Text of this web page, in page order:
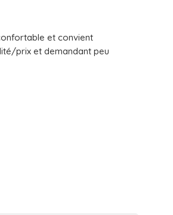
et convient
prix et demandant peu